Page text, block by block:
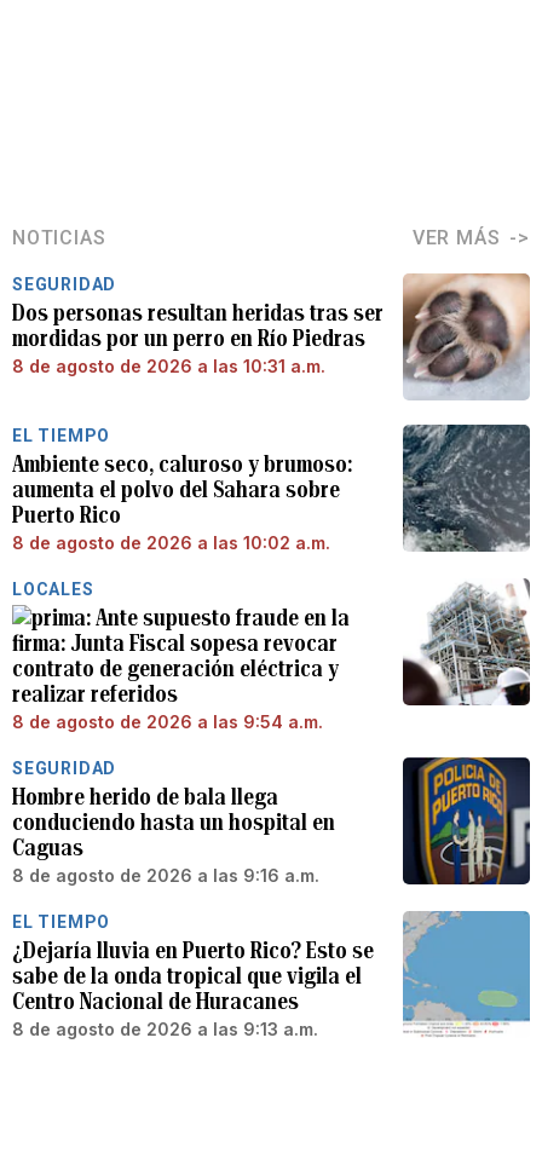
NOTICIAS VER MÁS
SEGURIDAD
Dos personas resultan heridas tras ser
mordidas por un perro en Río Piedras
8 de agosto de 2026 a las 10:31 a.m.
EL TIEMPO
Ambiente seco, caluroso y brumoso:
aumenta el polvo del Sahara sobre
Puerto Rico
8 de agosto de 2026 a las 10:02 a.m.
LOCALES
Ante supuesto fraude en la
firma: Junta Fiscal sopesa revocar
contrato de generación eléctrica y
realizar referidos
8 de agosto de 2026 a las 9:54 a.m.
SEGURIDAD
Hombre herido de bala llega
conduciendo hasta un hospital en
Caguas
8 de agosto de 2026 a las 9:16 a.m.
EL TIEMPO
¿Dejaría lluvia en Puerto Rico? Esto se
sabe de la onda tropical que vigila el
Centro Nacional de Huracanes
8 de agosto de 2026 a las 9:13 a.m.